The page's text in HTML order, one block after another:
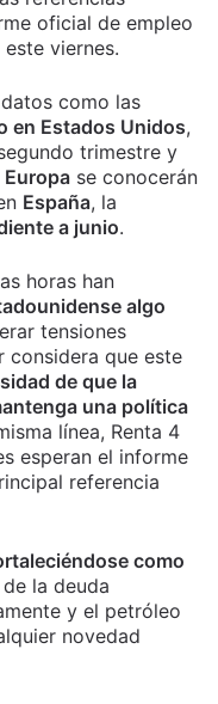
oficial de empleo
viernes.
como las
en Estados Unidos,
trimestre y
Europa se conocerán
España, la
a junio.
horas han
algo
tensiones
considera que este
de que la
una política
línea, Renta 4
esperan el informe
referencia
como
la deuda
y el petróleo
novedad